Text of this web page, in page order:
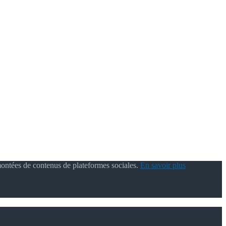
de contenus de plateformes sociales. En savoir plus